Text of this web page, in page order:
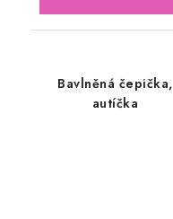
Bavlněná čepička,
autíčka